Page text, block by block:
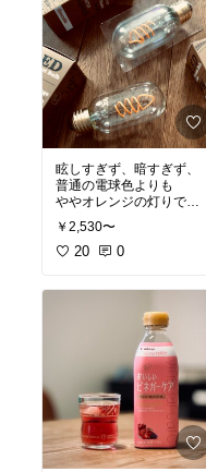
眩しすぎず、暗すぎず、
普通の電球色よりも
ややオレンジの灯りでし
た。
子供たち「癒される～」
形はGLOBEと悩んでチュ
ーブのクリアを。
ゴールドもすごく惹かれ
たんだけど、我が家は壁
も天井もツルツルの真っ
白クロスなのでなじみ優
先で。
￥2,530〜
20 0